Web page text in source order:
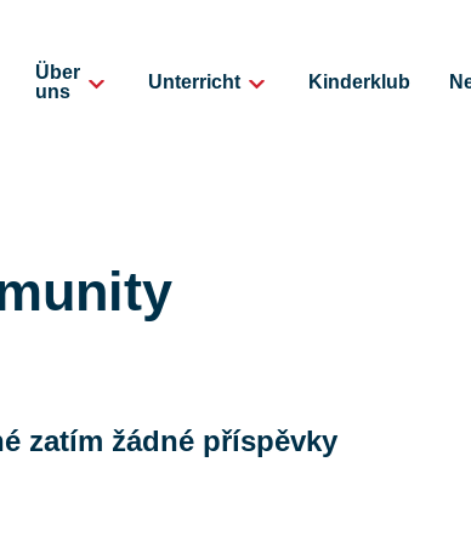
Über
uns
Unterricht Kinderklub
zatím žádné příspěvky